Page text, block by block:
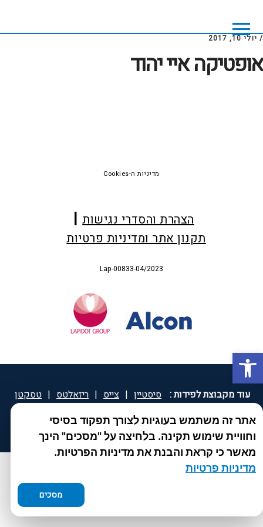
פתח סרגל נגישות
main
content
footer
/ יולי 10, 2017
אופטיקה איי יהוד
הצהרת והסדרי נגישות
תקנון אתר ומדיניות פרטיות
Lap-00833-04/2023
מדיניות ה-Cookies
אתר זה משתמש בעוגיות לצורך תפקוד בסיסי
וחוויית שימוש תקינה. בלחיצה על "מסכים" הינך
מאשר כי קראת והבנת את מדיניות הפרטיות.
מדיניות פרטיות
מסכים
עוד מקבוצת לפידות : סיסטיין | צייס | ריזאלטס | טסקטן
| ספאטון | ספיד גרון | יוטיפרו פלוס | קוקידנט |
DROPsept ®